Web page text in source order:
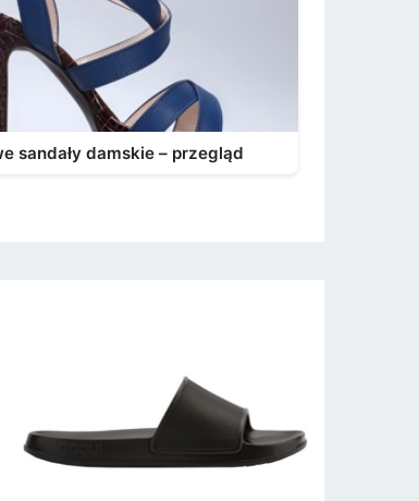
sandały damskie – przegląd